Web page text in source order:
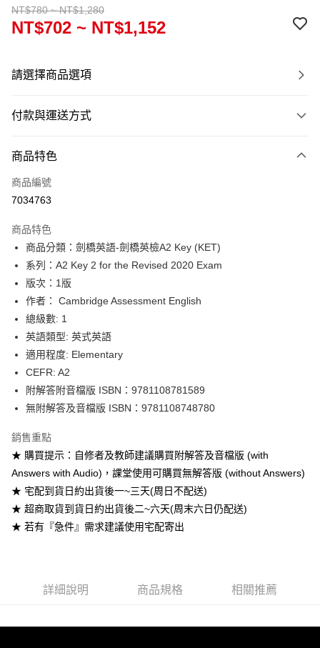
NT$780 ~ NT$1,280
NT$702 ~ NT$1,152
請選擇商品選項
付款與運送方式
信用卡一次付款
超商取貨付款
Google Pay
ATM付款
運送方式
每筆NT$60
付款後全家取貨
每筆NT$60
每筆NT$60
每筆NT$60
宅配-台灣本島
每筆NT$100
商品特色
商品編號
7034763
商品特色
商品分類：劍橋英語-劍橋英檢A2 Key (KET)
系列：A2 Key 2 for the Revised 2020 Exam
版次：1版
作者： Cambridge Assessment English
總級數: 1
英語類型: 英式英語
適用程度: Elementary
CEFR: A2
附解答附音檔版 ISBN：9781108781589
無附解答及音檔版 ISBN：9781108748780
銷售重點
★ 購買提示：自修者及教師建議購買附解答及音檔版 (with
Answers with Audio)，課堂使用可購買無解答版 (without Answers)
★ 宅配到貨日約出貨後一~三天(周日不配送)
★ 超商取貨到貨日約出貨後二~六天(周末六日仍配送)
★ 若有『急件』需求建議使用宅配寄出
詳細說明 商品規格 相關推薦